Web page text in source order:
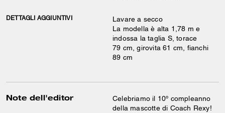
DETTAGLI AGGIUNTIVI
Lavare a secco
La modella è alta 1,78 m e
indossa la taglia S, torace
79 cm, girovita 61 cm, fianchi
89 cm
Note dell'editor
Celebriamo il 10º compleanno
della mascotte di Coach Rexy!